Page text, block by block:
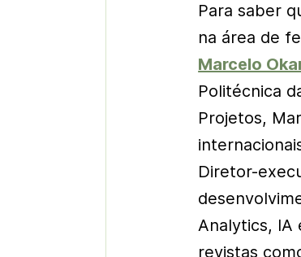
Para saber
na área de
Marcelo
Politécnica
Projetos,
Diretor-
Analytics, IA
revistas